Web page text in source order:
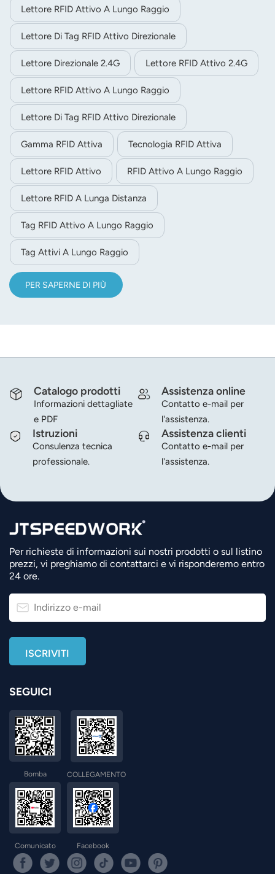
Lettore RFID Attivo A Lungo Raggio
Lettore Di Tag RFID Attivo Direzionale
Lettore Direzionale 2.4G Lettore RFID Attivo 2.4G
Lettore RFID Attivo A Lungo Raggio
Lettore Di Tag RFID Attivo Direzionale
Gamma RFID Attiva Tecnologia RFID Attiva
Lettore RFID Attivo RFID Attivo A Lungo Raggio
Lettore RFID A Lunga Distanza
Tag RFID Attivo A Lungo Raggio
Tag Attivi A Lungo Raggio
PER SAPERNE DI PIÙ
Catalogo prodotti
Informazioni dettagliate
e PDF
Assistenza online
Contatto e-mail per
l'assistenza.
Istruzioni
Consulenza tecnica
professionale.
Assistenza clienti
Contatto e-mail per
l'assistenza.
Per richieste di informazioni sui nostri prodotti o sul listino
prezzi, vi preghiamo di contattarci e vi risponderemo entro
24 ore.
SEGUICI
Bomba COLLEGAMENTO
Comunicato Facebook